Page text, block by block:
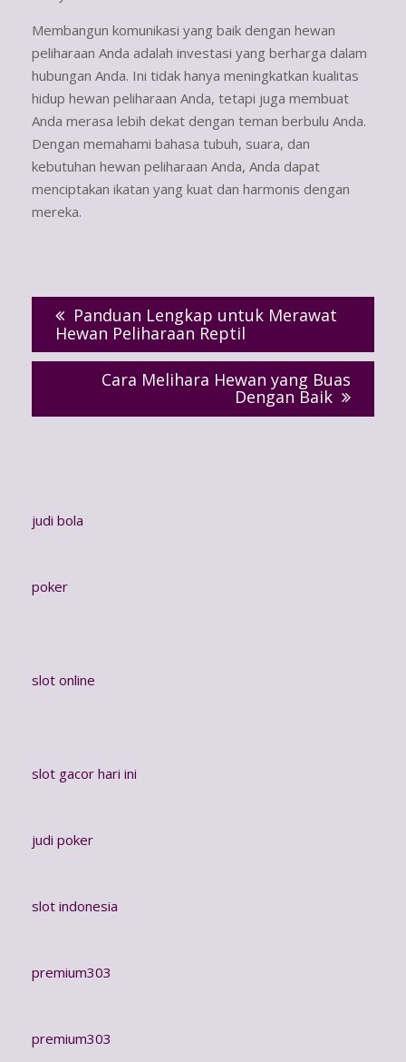
Membangun komunikasi yang baik dengan hewan
peliharaan Anda adalah investasi yang berharga dalam
hubungan Anda. Ini tidak hanya meningkatkan kualitas
hidup hewan peliharaan Anda, tetapi juga membuat
Anda merasa lebih dekat dengan teman berbulu Anda.
Dengan memahami bahasa tubuh, suara, dan
kebutuhan hewan peliharaan Anda, Anda dapat
menciptakan ikatan yang kuat dan harmonis dengan
mereka.
navigation
Panduan Lengkap untuk Merawat
Hewan Peliharaan Reptil
Cara Melihara Hewan yang Buas
Dengan Baik
judi bola
poker
slot online
slot gacor hari ini
judi poker
slot indonesia
premium303
premium303